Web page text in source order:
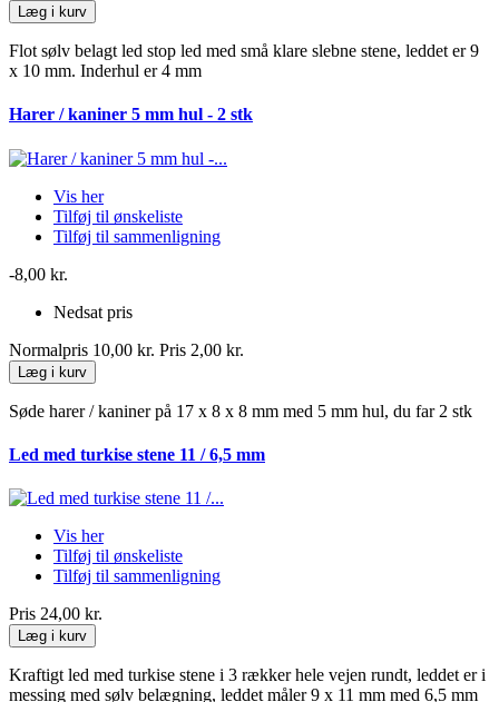
Læg i kurv
Flot sølv belagt led stop led med små klare slebne stene, leddet er 9
x 10 mm. Inderhul er 4 mm
Harer / kaniner 5 mm hul - 2 stk
Vis her
Tilføj til ønskeliste
Tilføj til sammenligning
-8,00 kr.
Nedsat pris
Normalpris 10,00 kr. Pris 2,00 kr.
Læg i kurv
Søde harer / kaniner på 17 x 8 x 8 mm med 5 mm hul, du far 2 stk
Led med turkise stene 11 / 6,5 mm
Vis her
Tilføj til ønskeliste
Tilføj til sammenligning
Pris 24,00 kr.
Læg i kurv
Kraftigt led med turkise stene i 3 rækker hele vejen rundt, leddet er i
messing med sølv belægning, leddet måler 9 x 11 mm med 6,5 mm